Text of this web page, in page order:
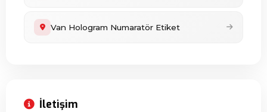
Van Hologram Numaratör Etiket
İletişim